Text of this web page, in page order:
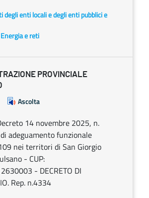
degli enti locali e degli enti pubblici e
Energia e reti
PROVINCIALE
Ascolta
14 novembre 2025, n.
adeguamento funzionale
nei territori di San Giorgio
- CUP:
- DECRETO DI
Rep. n.4334